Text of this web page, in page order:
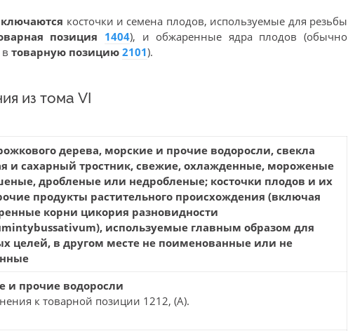
косточки и семена плодов, используемые для резьбы
позиция 1404), и обжаренные ядра плодов (обычно
товарную позицию 2101).
из тома VI
дерева, морские и прочие водоросли, свекла
и сахарный тростник, свежие, охлажденные, мороженые
дробленые или недробленые; косточки плодов и их
продукты растительного происхождения (включая
корни цикория разновидности
используемые главным образом для
целей, в другом месте не поименованные или не
и прочие водоросли
к товарной позиции 1212, (А).